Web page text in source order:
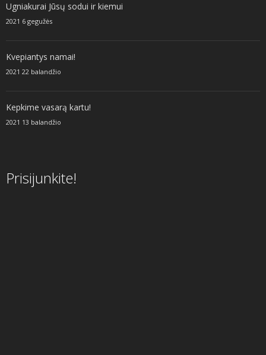
Ugniakurai Jūsų sodui ir kiemui
2021 6 gegužės
Kvepiantys namai!
2021 22 balandžio
Kepkime vasarą kartu!
2021 13 balandžio
Prisijunkite!